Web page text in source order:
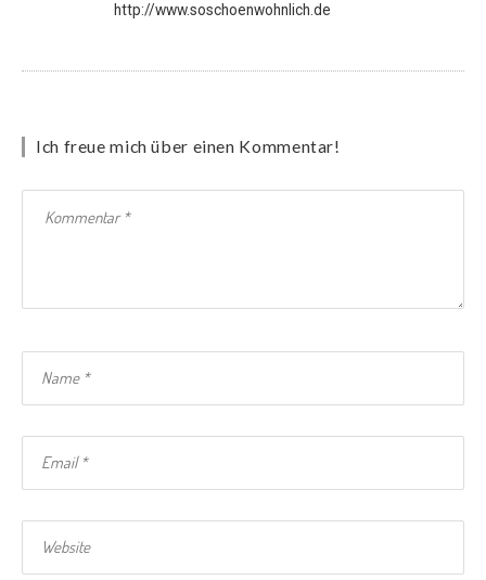
http://www.soschoenwohnlich.de
Ich freue mich über einen Kommentar!